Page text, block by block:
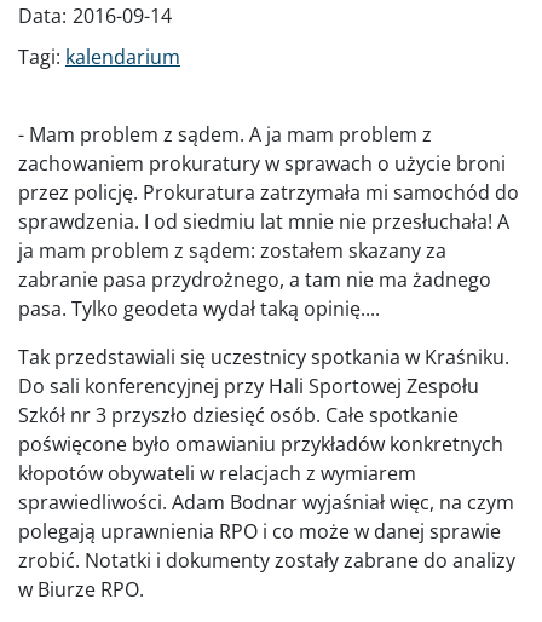
Data: 2016-09-14
Tagi: kalendarium
- Mam problem z sądem. A ja mam problem z
zachowaniem prokuratury w sprawach o użycie broni
przez policję. Prokuratura zatrzymała mi samochód do
sprawdzenia. I od siedmiu lat mnie nie przesłuchała! A
ja mam problem z sądem: zostałem skazany za
zabranie pasa przydrożnego, a tam nie ma żadnego
pasa. Tylko geodeta wydał taką opinię....
Tak przedstawiali się uczestnicy spotkania w Kraśniku.
Do sali konferencyjnej przy Hali Sportowej Zespołu
Szkół nr 3 przyszło dziesięć osób. Całe spotkanie
poświęcone było omawianiu przykładów konkretnych
kłopotów obywateli w relacjach z wymiarem
sprawiedliwości. Adam Bodnar wyjaśniał więc, na czym
polegają uprawnienia RPO i co może w danej sprawie
zrobić. Notatki i dokumenty zostały zabrane do analizy
w Biurze RPO.